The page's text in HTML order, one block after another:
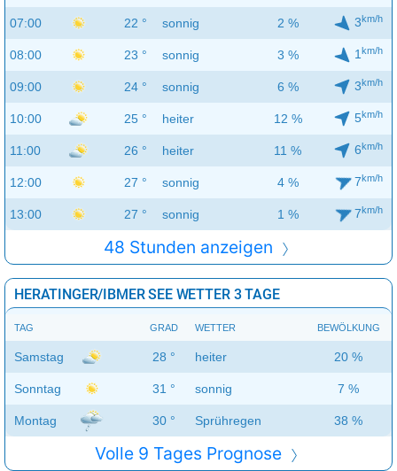
07:00 22 ° sonnig 2 % 3km/h
08:00 23 ° sonnig 3 % 1 km/h
09:00 24 ° sonnig 6 % 3km/h
10:00 25 ° heiter 12 % 5km/h
11:00 26 ° heiter 11 % 6km/h
12:00 27 ° sonnig 4 % 7km/h
13:00 27 ° sonnig 1 % 7km/h
48 Stunden anzeigen
HERATINGER/IBMER SEE WETTER 3 TAGE
TAG GRAD WETTER BEWÖLKUNG
Samstag 28 ° heiter 20 %
Sonntag 31 ° sonnig 7 %
Montag 30 ° Sprühregen 38 %
Volle 9 Tages Prognose